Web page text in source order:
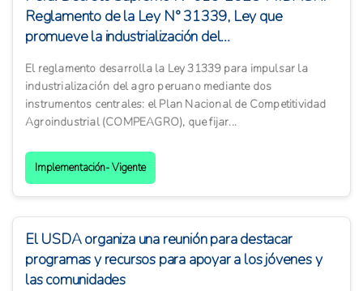
Reglamento de la Ley N° 31339, Ley que
promueve la industrialización del...
El reglamento desarrolla la Ley 31339 para impulsar la
industrialización del agro peruano mediante dos
instrumentos centrales: el Plan Nacional de Competitividad
Agroindustrial (COMPEAGRO), que fijar...
Implementación- Vigente
El USDA organiza una reunión para destacar
programas y recursos para apoyar a los jóvenes y
las comunidades